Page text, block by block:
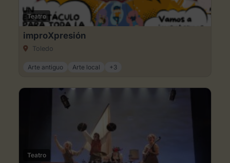
Teatro
improXpresión
Toledo
Arte antiguo Arte local +3
Teatro